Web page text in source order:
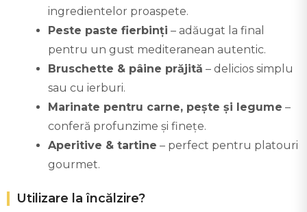
ingredientelor proaspete.
Peste paste fierbinți – adăugat la final
pentru un gust mediteranean autentic.
Bruschette & pâine prăjită – delicios simplu
sau cu ierburi.
Marinate pentru carne, pește și legume –
conferă profunzime și finețe.
Aperitive & tartine – perfect pentru platouri
gourmet.
Utilizare la încălzire?